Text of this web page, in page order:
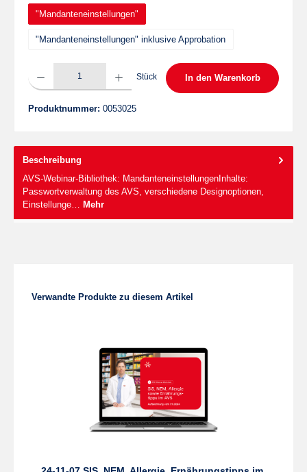
"Mandanteneinstellungen"
"Mandanteneinstellungen" inklusive Approbation
Produkt Anzahl: Gib den gewünschten Wert ein oder benutze die Schaltflächen um
Stück In den Warenkorb
Produktnummer: 0053025
Beschreibung
AVS-Webinar-Bibliothek: MandanteneinstellungenInhalte:
Passwortverwaltung des AVS, verschiedene Designoptionen,
Einstellunge… Mehr
Produktgalerie überspringen
Verwandte Produkte zu diesem Artikel